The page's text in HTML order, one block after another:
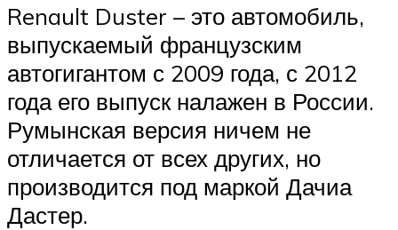
Renault Duster – это автомобиль,
выпускаемый французским
автогигантом с 2009 года, с 2012
года его выпуск налажен в России.
Румынская версия ничем не
отличается от всех других, но
производится под маркой Дачиа
Дастер.